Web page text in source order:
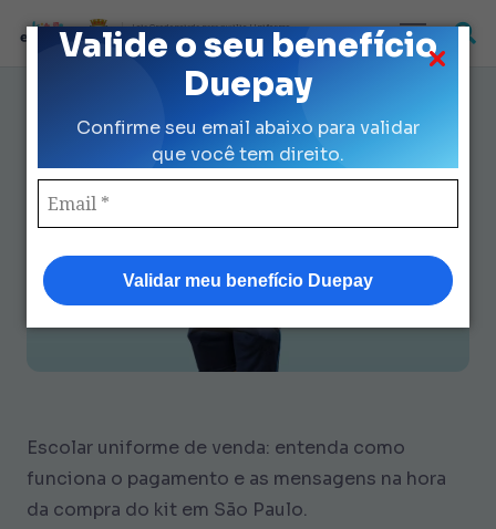
Valide o seu benefício
Duepay
Confirme seu email abaixo para validar
que você tem direito.
Validar meu benefício Duepay
Loja Credenciada para auxilio Uniforme
e Kit Escolar da Prefeitura de São Paulo
Escolar Uniforme de Venda:
Manual Definitivo sem
Complicação
Escolar uniforme de venda: entenda como
funciona o pagamento e as mensagens na hora
da compra do kit em São Paulo.